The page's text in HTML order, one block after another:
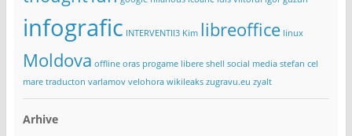
infografic INTERVENTII3 Kim libreoffice linux
Moldova offline oras progame libere shell social media stefan cel
mare traducton varlamov velohora wikileaks zugravu.eu zyalt
Arhive